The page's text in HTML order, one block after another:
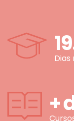
Dias
+